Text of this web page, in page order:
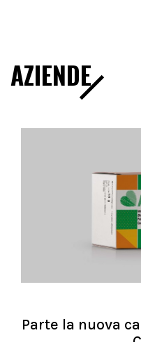
AZIENDE
Parte la nuova